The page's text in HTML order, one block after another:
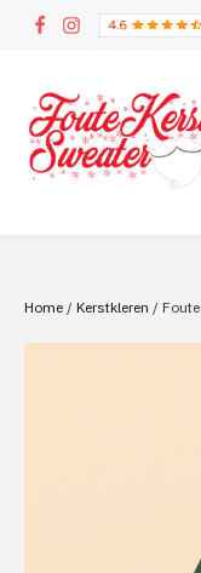
Home / Kerstkleren /